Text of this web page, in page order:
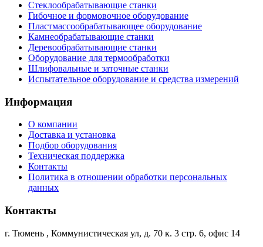
Стеклообрабатывающие станки
Гибочное и формовочное оборудование
Пластмассообрабатывающее оборудование
Камнеобрабатывающие станки
Деревообрабатывающие станки
Оборудование для термообработки
Шлифовальные и заточные станки
Испытательное оборудование и средства измерений
Информация
О компании
Доставка и установка
Подбор оборудования
Техническая поддержка
Контакты
Политика в отношении обработки персональных
данных
Контакты
г. Тюмень , Коммунистическая ул, д. 70 к. 3 стр. 6, офис 14